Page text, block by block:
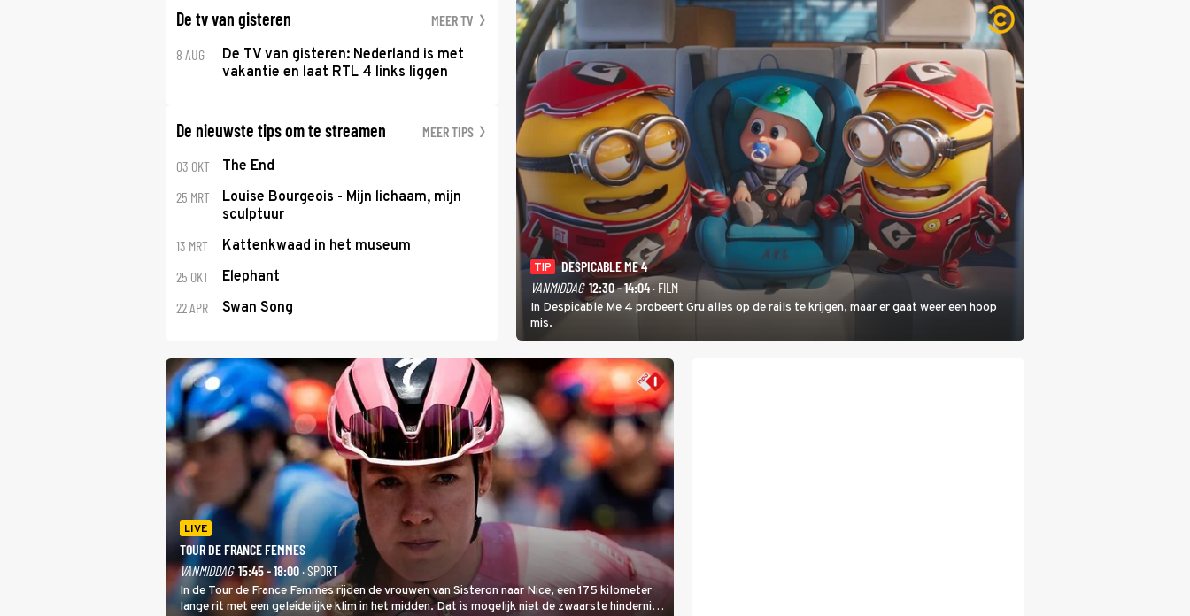
De tv van gisteren MEER TV
8 AUG
De TV van gisteren: Nederland is met
vakantie en laat RTL 4 links liggen
De nieuwste tips om te streamen MEER TIPS
03 OKT The End
25 MRT
Louise Bourgeois - Mijn lichaam, mijn
sculptuur
13 MRT Kattenkwaad in het museum
25 OKT Elephant
22 APR Swan Song
TIP
DESPICABLE ME 4
VANMIDDAG 12:30 - 14:04· FILM
In Despicable Me 4 probeert Gru alles op de rails te krijgen, maar er gaat weer een hoop
mis.
LIVE
TOUR DE FRANCE FEMMES
VANMIDDAG 15:45 - 18:00· SPORT
In de Tour de France Femmes rijden de vrouwen van Sisteron naar Nice, een 175 kilometer
lange rit met een geleidelijke klim in het midden. Dat is mogelijk niet de zwaarste hindernis,